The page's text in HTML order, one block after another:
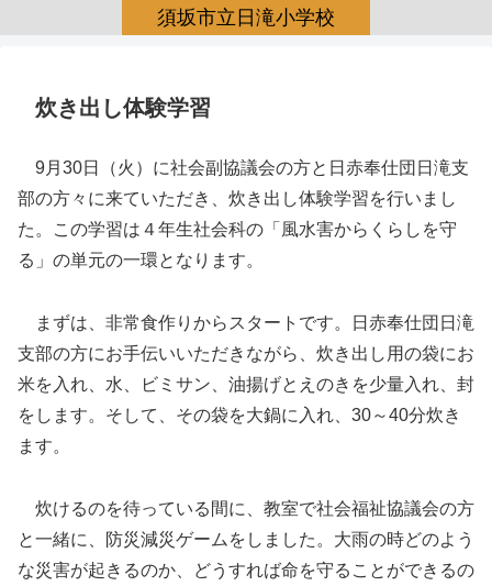
須坂市立日滝小学校
炊き出し体験学習
9月30日（火）に社会副協議会の方と日赤奉仕団日滝支
部の方々に来ていただき、炊き出し体験学習を行いまし
た。この学習は４年生社会科の「風水害からくらしを守
る」の単元の一環となります。
まずは、非常食作りからスタートです。日赤奉仕団日滝
支部の方にお手伝いいただきながら、炊き出し用の袋にお
米を入れ、水、ビミサン、油揚げとえのきを少量入れ、封
をします。そして、その袋を大鍋に入れ、30～40分炊き
ます。
炊けるのを待っている間に、教室で社会福祉協議会の方
と一緒に、防災減災ゲームをしました。大雨の時どのよう
な災害が起きるのか、どうすれば命を守ることができるの